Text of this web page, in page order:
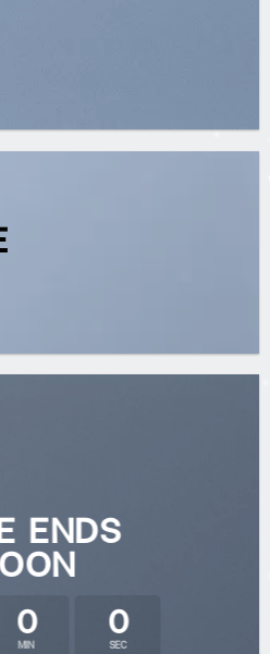
ENDS
0
MIN
0
SEC